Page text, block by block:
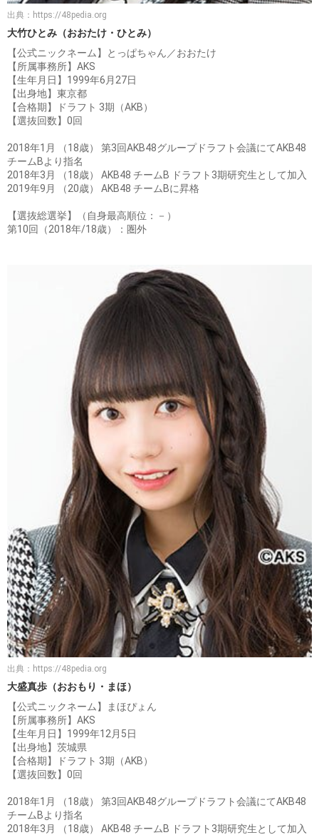
出典： https://48pedia.org
大竹ひとみ（おおたけ・ひとみ）
【公式ニックネーム】とっぱちゃん／おおたけ
【所属事務所】AKS
【生年月日】1999年6月27日
【出身地】東京都
【合格期】ドラフト 3期（AKB）
【選抜回数】0回
2018年1月 （18歳） 第3回AKB48グループドラフト会議にてAKB48
チームBより指名
2018年3月 （18歳） AKB48 チームB ドラフト3期研究生として加入
2019年9月 （20歳） AKB48 チームBに昇格
【選抜総選挙】（自身最高順位：－）
第10回（2018年/18歳）：圏外
出典： https://48pedia.org
大盛真歩（おおもり・まほ）
【公式ニックネーム】まほぴょん
【所属事務所】AKS
【生年月日】1999年12月5日
【出身地】茨城県
【合格期】ドラフト 3期（AKB）
【選抜回数】0回
2018年1月 （18歳） 第3回AKB48グループドラフト会議にてAKB48
チームBより指名
2018年3月 （18歳） AKB48 チームB ドラフト3期研究生として加入